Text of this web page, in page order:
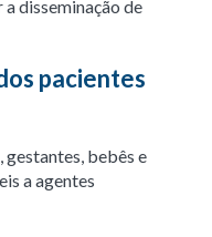
disseminação de
pacientes
bebês e
a agentes